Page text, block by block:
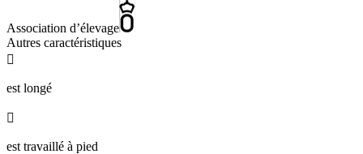
Association d’élevage
Autres caractéristiques

est longé

est travaillé à pied